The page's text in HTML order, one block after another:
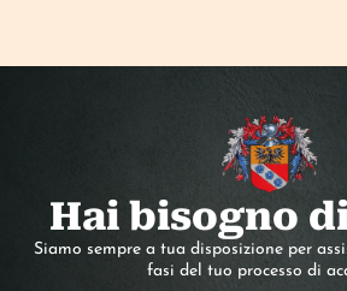
Hai bisogno
Siamo sempre a tua disposizione per
fasi del tuo processo di